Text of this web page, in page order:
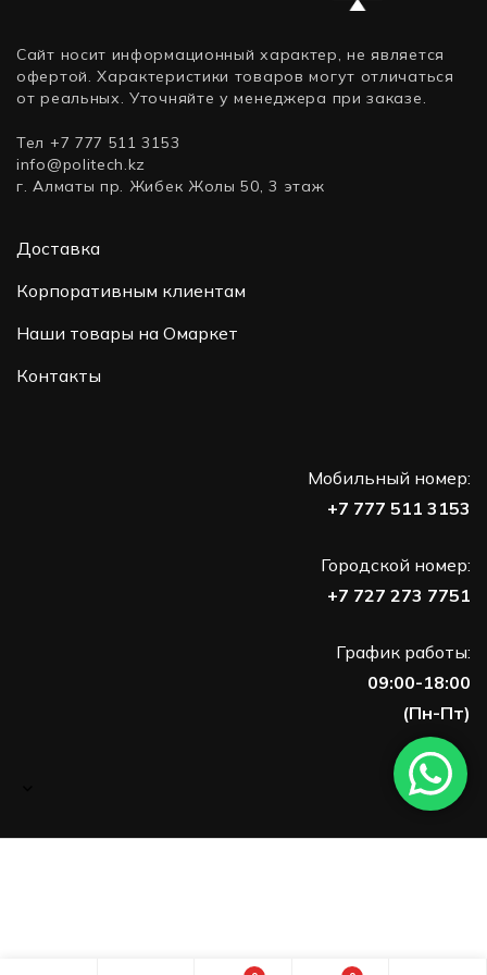
Сайт носит информационный характер, не является
офертой. Характеристики товаров могут отличаться
от реальных. Уточняйте у менеджера при заказе.
Тел +7 777 511 3153
info@politech.kz
г. Алматы пр. Жибек Жолы 50, 3 этаж
Доставка
Корпоративным клиентам
Наши товары на Омаркет
Контакты
Мобильный номер:
+7 777 511 3153
Городской номер:
+7 727 273 7751
График работы:
09:00-18:00
(Пн-Пт)